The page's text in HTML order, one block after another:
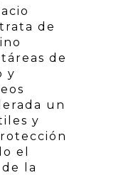
de
de
y
un
y
el
la